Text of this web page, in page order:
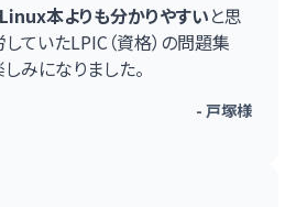
本よりも分かりやすいと思
ていたLPIC（資格）の問題集
みになりました。
- 戸塚様